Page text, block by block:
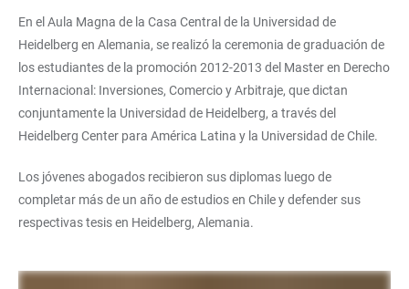
En el Aula Magna de la Casa Central de la Universidad de
Heidelberg en Alemania, se realizó la ceremonia de graduación de
los estudiantes de la promoción 2012-2013 del Master en Derecho
Internacional: Inversiones, Comercio y Arbitraje, que dictan
conjuntamente la Universidad de Heidelberg, a través del
Heidelberg Center para América Latina y la Universidad de Chile.
Los jóvenes abogados recibieron sus diplomas luego de
completar más de un año de estudios en Chile y defender sus
respectivas tesis en Heidelberg, Alemania.